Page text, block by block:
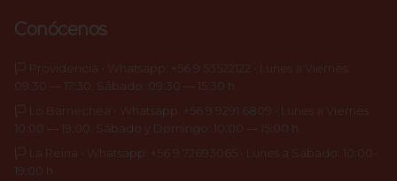
Conócenos
🏳️ Providencia • Whatsapp: +56 9 53522122 • Lunes a Viernes:
09:30 ― 17:30. Sábado: 09:30 ― 15:30 h.
🏳️ Lo Barnechea • Whatsapp: +56 9 9291 6809 • Lunes a Viernes
10:00 ― 19:00. Sábado y Domingo: 10:00 ― 15:00 h.
🏳️ La Reina • Whatsapp: +56 9 72693065 • Lunes a Sábado: 10:00-
19:00 h